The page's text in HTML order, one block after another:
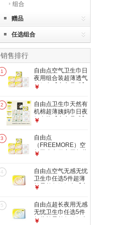
组合
赠品
任选组合
销售排行
1
自由点空气卫生巾日
夜用组合装超薄透气
姨妈巾【安心品质】
片
￥
2
自由点卫生巾天然有
机棉超薄姨妈巾日夜
组合装【安心品质】
包67片
￥
3
自由点
（FREEMORE）空
气卫生巾日夜用超薄
气日用组合62片
￥
4
自由点空气无感无忧
卫生巾任选5件超薄
棉柔单包姨妈巾【安
片 1包
￥
5
自由点超长夜用无感
无忧卫生巾任选5件
超薄棉柔单包姨妈巾
￥